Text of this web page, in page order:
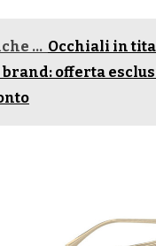
... Occhiali in
offerta